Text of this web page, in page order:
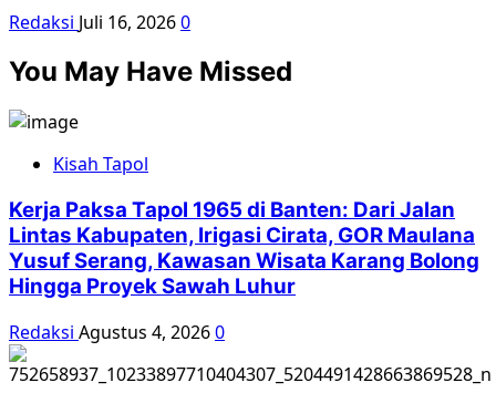
Redaksi Juli 16, 20260
You May Have Missed
Kisah Tapol
Kerja Paksa Tapol 1965 di Banten: Dari Jalan
Lintas Kabupaten, Irigasi Cirata, GOR Maulana
Yusuf Serang, Kawasan Wisata Karang Bolong
Hingga Proyek Sawah Luhur
Redaksi Agustus 4, 20260